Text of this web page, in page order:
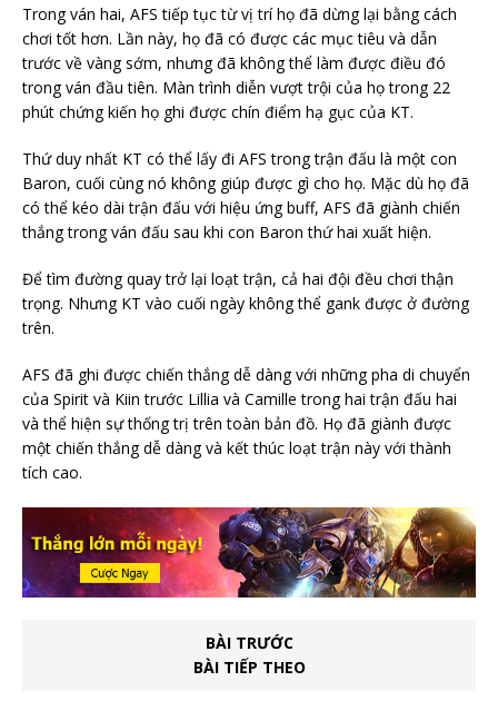
Trong ván hai, AFS tiếp tục từ vị trí họ đã dừng lại bằng cách
chơi tốt hơn. Lần này, họ đã có được các mục tiêu và dẫn
trước về vàng sớm, nhưng đã không thể làm được điều đó
trong ván đầu tiên. Màn trình diễn vượt trội của họ trong 22
phút chứng kiến ​​họ ghi được chín điểm hạ gục của KT.
Thứ duy nhất KT có thể lấy đi AFS trong trận đấu là một con
Baron, cuối cùng nó không giúp được gì cho họ. Mặc dù họ đã
có thể kéo dài trận đấu với hiệu ứng buff, AFS đã giành chiến
thắng trong ván đấu sau khi con Baron thứ hai xuất hiện.
Để tìm đường quay trở lại loạt trận, cả hai đội đều chơi thận
trọng. Nhưng KT vào cuối ngày không thể gank được ở đường
trên.
AFS đã ghi được chiến thắng dễ dàng với những pha di chuyển
của Spirit và Kiin trước Lillia và Camille trong hai trận đấu hai
và thể hiện sự thống trị trên toàn bản đồ. Họ đã giành được
một chiến thắng dễ dàng và kết thúc loạt trận này với thành
tích cao.
BÀI TRƯỚC
BÀI TIẾP THEO